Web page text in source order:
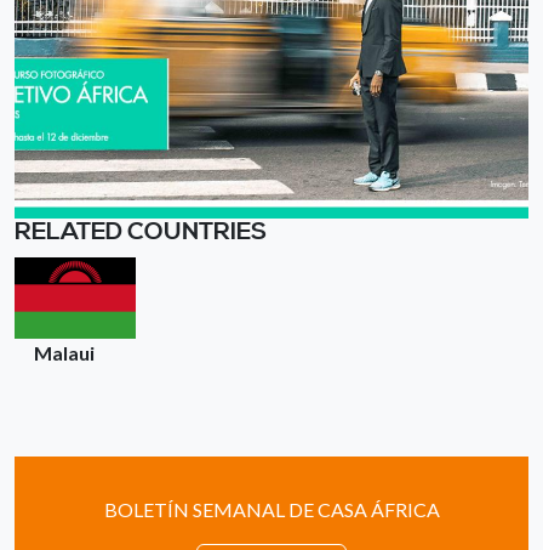
RELATED COUNTRIES
Malaui
BOLETÍN SEMANAL DE CASA ÁFRICA